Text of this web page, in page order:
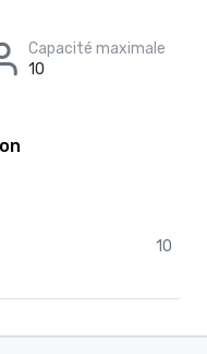
Capacité maximale
10
10